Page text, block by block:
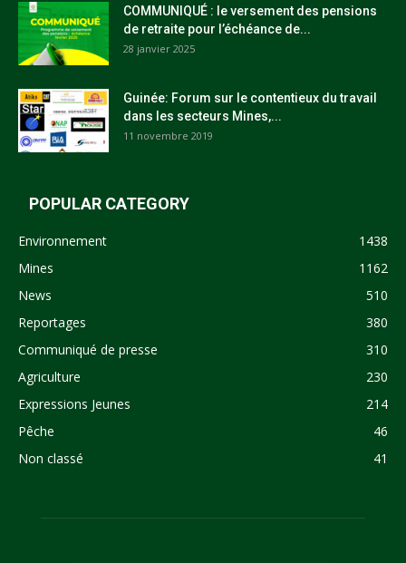
COMMUNIQUÉ : le versement des pensions
de retraite pour l’échéance de...
28 janvier 2025
Guinée: Forum sur le contentieux du travail
dans les secteurs Mines,...
11 novembre 2019
POPULAR CATEGORY
Environnement
1438
Mines
1162
News
510
Reportages
380
Communiqué de presse
310
Agriculture
230
Expressions Jeunes
214
Pêche
46
Non classé
41